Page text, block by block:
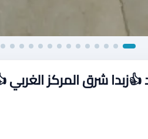
👍زبدا شرق المركز